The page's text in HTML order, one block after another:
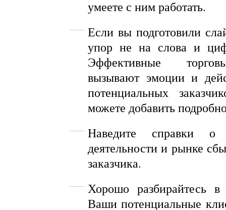
умеете с нимработать.
Если вы подготовили
упор не на слова и
Эффективные
вызывают эмоции и
потенциальных
можете добавить
Наведите справки о
деятельности и рынке
заказчика.
Хорошо разбирайтесь
Ваши потенциальные